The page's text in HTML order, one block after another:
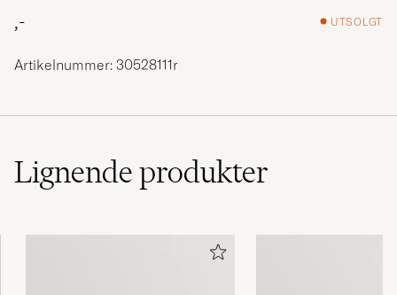
,-
UTSOLGT
Artikelnummer: 30528111r
Lignendeprodukter